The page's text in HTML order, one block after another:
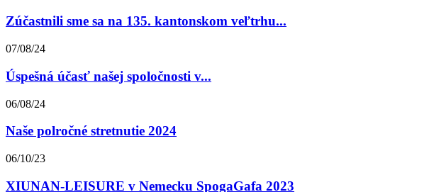
Zúčastnili sme sa na 135. kantonskom veľtrhu...
07/08/24
Úspešná účasť našej spoločnosti v...
06/08/24
Naše polročné stretnutie 2024
06/10/23
XIUNAN-LEISURE v Nemecku SpogaGafa 2023